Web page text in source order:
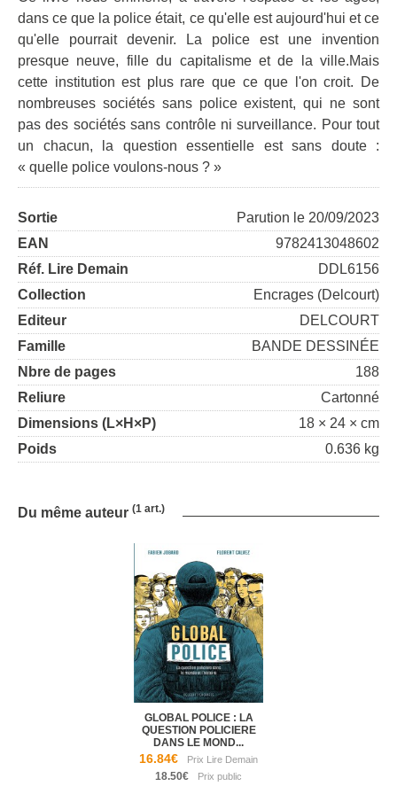
dans ce que la police était, ce qu'elle est aujourd'hui et ce
qu'elle pourrait devenir. La police est une invention
presque neuve, fille du capitalisme et de la ville.Mais
cette institution est plus rare que ce que l'on croit. De
nombreuses sociétés sans police existent, qui ne sont
pas des sociétés sans contrôle ni surveillance. Pour tout
un chacun, la question essentielle est sans doute :
« quelle police voulons-nous ? »
Sortie
Parution le 20/09/2023
EAN
9782413048602
Réf. Lire Demain
DDL6156
Collection
Encrages (Delcourt)
Editeur
DELCOURT
Famille
BANDE DESSINÉE
Nbre de pages
188
Reliure
Cartonné
Dimensions (L×H×P)
18 × 24 × cm
Poids
0.636 kg
Du même auteur (1 art.)
GLOBAL POLICE : LA
QUESTION POLICIERE
DANS LE MOND...
16.84€
18.50€